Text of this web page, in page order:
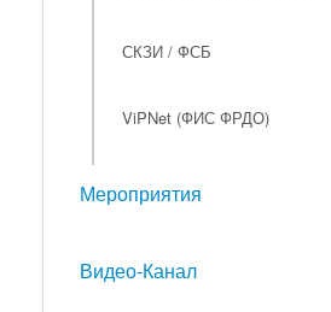
СКЗИ / ФСБ
ViPNet (ФИС ФРДО)
Мероприятия
Видео-Канал